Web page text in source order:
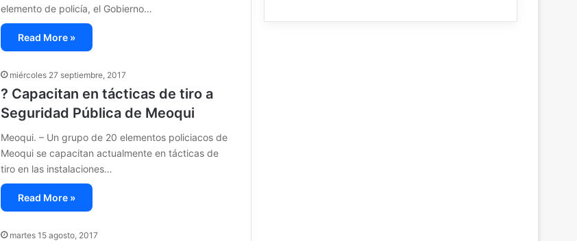
elemento de policía, el Gobierno…
Read More »
miércoles 27 septiembre, 2017
? Capacitan en tácticas de tiro a
Seguridad Pública de Meoqui
Meoqui. – Un grupo de 20 elementos policiacos de
Meoqui se capacitan actualmente en tácticas de
tiro en las instalaciones…
Read More »
martes 15 agosto, 2017